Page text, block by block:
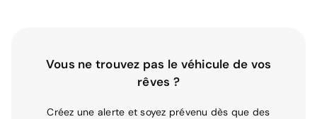
Vous ne trouvez pas le véhicule de vos
rêves ?
Créez une alerte et soyez prévenu dès que des